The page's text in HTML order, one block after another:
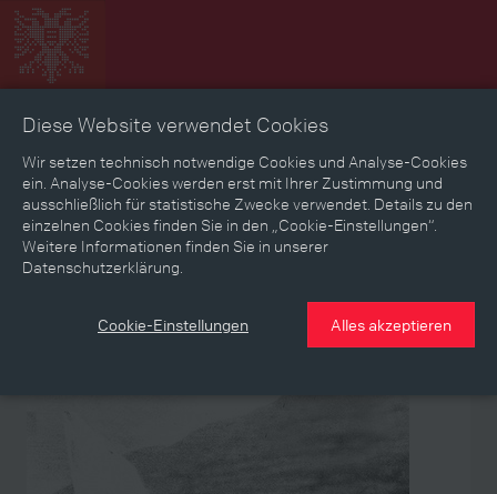
Zeitbild Zeitreise Landkarte Erinnerungen
Mediathek Textmodus
Themen Zeiträume Aspekte
Diese Website verwendet Cookies
Wir setzen technisch notwendige Cookies und Analyse-Cookies
ein. Analyse-Cookies werden erst mit Ihrer Zustimmung und
ausschließlich für statistische Zwecke verwendet. Details zu den
einzelnen Cookies finden Sie in den „Cookie-Einstellungen“.
Weitere Informationen finden Sie in unserer
Datenschutzerklärung.
Cookie-Einstellungen Alles akzeptieren